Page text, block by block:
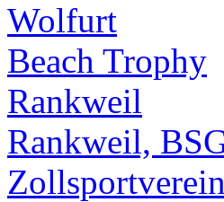
Wolfurt
Beach Trophy
Rankweil
Rankweil,
Zollsportverein